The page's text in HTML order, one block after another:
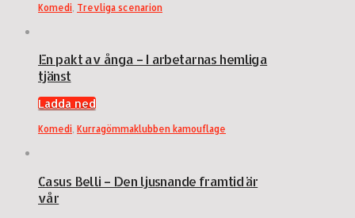
Komedi Trevliga scenarion
En pakt av ånga – I arbetarnas hemliga
tjänst
Ladda ned
Komedi, Kurragömmaklubben kamouflage
Casus Belli – Den ljusnande framtid är
vår